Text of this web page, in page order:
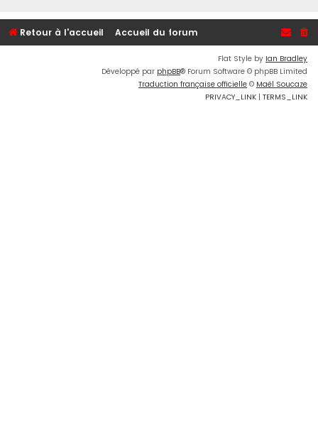
Retour à l'accueil Accueil du forum
Flat Style by Ian Bradley
Développé par phpBB® Forum Software © phpBB Limited
Traduction française officielle © Maël Soucaze
PRIVACY_LINK | TERMS_LINK